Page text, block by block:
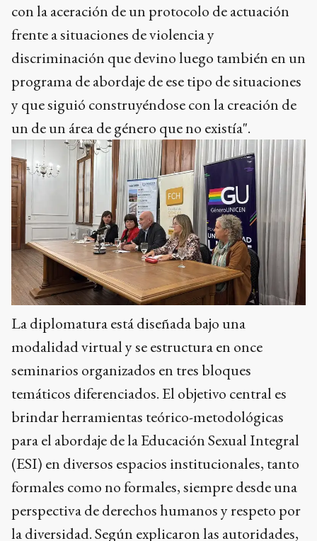
con la aceración de un protocolo de actuación
frente a situaciones de violencia y
discriminación que devino luego también en un
programa de abordaje de ese tipo de situaciones
y que siguió construyéndose con la creación de
un de un área de género que no existía".
La diplomatura está diseñada bajo una
modalidad virtual y se estructura en once
seminarios organizados en tres bloques
temáticos diferenciados. El objetivo central es
brindar herramientas teórico-metodológicas
para el abordaje de la Educación Sexual Integral
(ESI) en diversos espacios institucionales, tanto
formales como no formales, siempre desde una
perspectiva de derechos humanos y respeto por
la diversidad. Según explicaron las autoridades,